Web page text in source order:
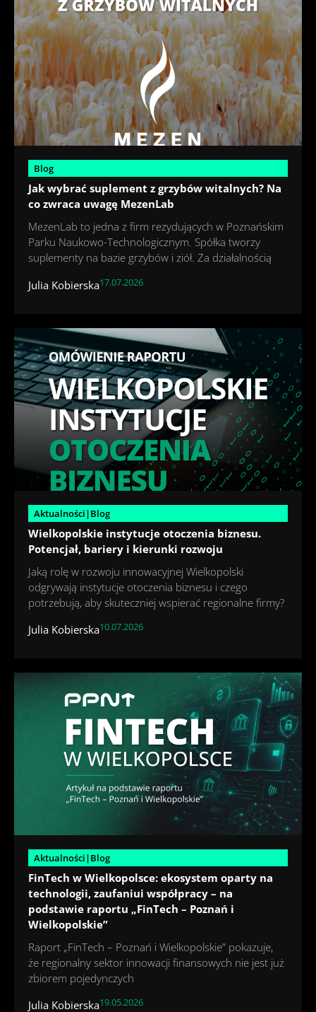
Blog
Jak wybrać suplement z grzybów witalnych? Na
co zwraca uwagę MezenLab
MezenLab to jedna z firm rezydujących w Poznańskim
Parku Naukowo-Technologicznym. Spółka tworzy
suplementy na bazie grzybów i ziół. Za działalnością
Julia Kobierska17.07.2026
Aktualności|Blog
Wielkopolskie instytucje otoczenia biznesu.
Potencjał, bariery i kierunki rozwoju
Jaką rolę w rozwoju innowacyjnej Wielkopolski
odgrywają instytucje otoczenia biznesu i czego
potrzebują, aby skuteczniej wspierać regionalne firmy?
Julia Kobierska10.07.2026
Aktualności|Blog
FinTech w Wielkopolsce: ekosystem oparty na
technologii, zaufaniui współpracy – na
podstawie raportu „FinTech – Poznań i
Wielkopolskie”
Raport „FinTech – Poznań i Wielkopolskie” pokazuje,
że regionalny sektor innowacji finansowych nie jest już
zbiorem pojedynczych
Julia Kobierska19.05.2026